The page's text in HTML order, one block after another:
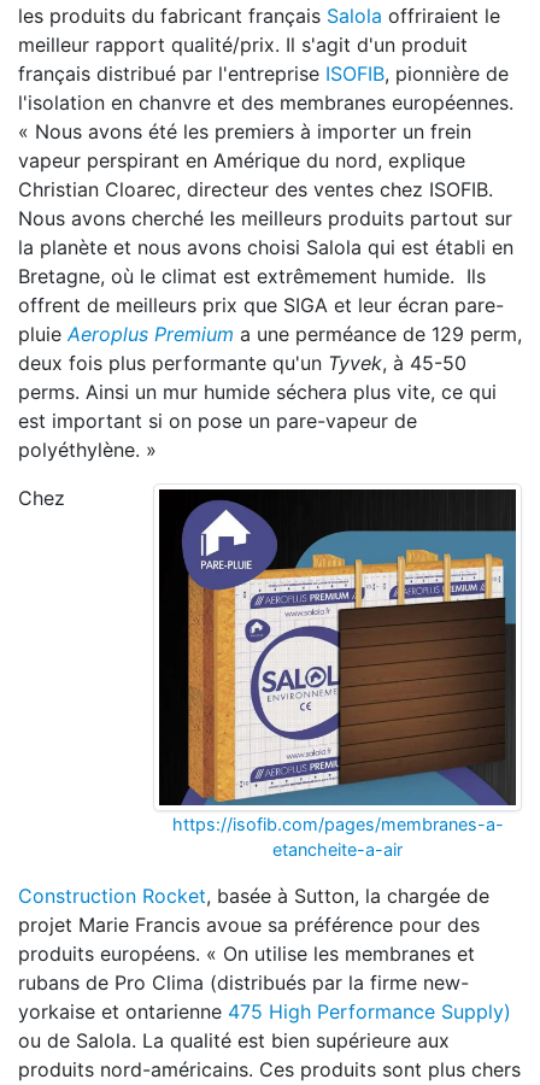
les produits du fabricant français Salola offriraient le
meilleur rapport qualité/prix. Il s'agit d'un produit
français distribué par l'entreprise ISOFIB, pionnière de
l'isolation en chanvre et des membranes européennes.
« Nous avons été les premiers à importer un frein
vapeur perspirant en Amérique du nord, explique
Christian Cloarec, directeur des ventes chez ISOFIB.
Nous avons cherché les meilleurs produits partout sur
la planète et nous avons choisi Salola qui est établi en
Bretagne, où le climat est extrêmement humide. Ils
offrent de meilleurs prix que SIGA et leur écran pare-
pluieAeroplus Premium a une perméance de 129 perm,
deux fois plus performante qu'un Tyvek, à 45-50
perms. Ainsi un mur humide séchera plus vite, ce qui
est important si on pose un pare-vapeur de
polyéthylène. »
https://isofib.com/pages/membranes-a-
etancheite-a-air
Chez
Construction Rocket, basée à Sutton, la chargée de
projet Marie Francis avoue sa préférence pour des
produits européens. « On utilise les membranes et
rubans de Pro Clima (distribués par la firme new-
yorkaise et ontarienne 475 High Performance Supply)
ou de Salola. La qualité est bien supérieure aux
produits nord-américains. Ces produits sont plus chers